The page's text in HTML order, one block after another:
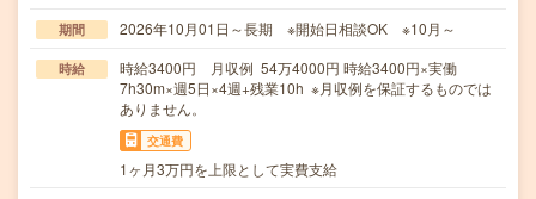
期間 2026年10月01日～長期 ※開始日相談OK ※10月～
時給
時給3400円 月収例 54万4000円 時給3400円×実働
7h30m×週5日×4週+残業10h ※月収例を保証するものでは
ありません。
交通費
1ヶ月3万円を上限として実費支給